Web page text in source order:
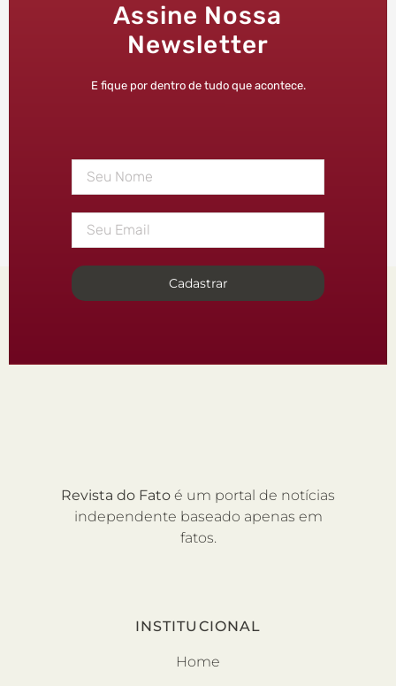
Assine Nossa
Newsletter
E fique por dentro de tudo que acontece.
Cadastrar
Revista do Fato é um portal de notícias
independente baseado apenas em
fatos.
INSTITUCIONAL
Home